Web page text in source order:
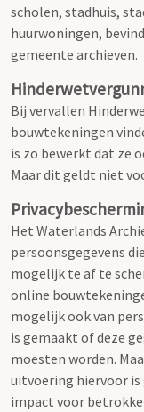
scholen, stadhuis,
huurwoningen,
gemeente archieven.
Bij vervallen
bouwtekeningen
is zo bewerkt dat ze
Maar dit geldt niet
Het Waterlands
persoonsgegevens
mogelijk te af te
online
mogelijk ook van
is gemaakt of deze
moesten worden.
uitvoering hiervoor is
impact voor